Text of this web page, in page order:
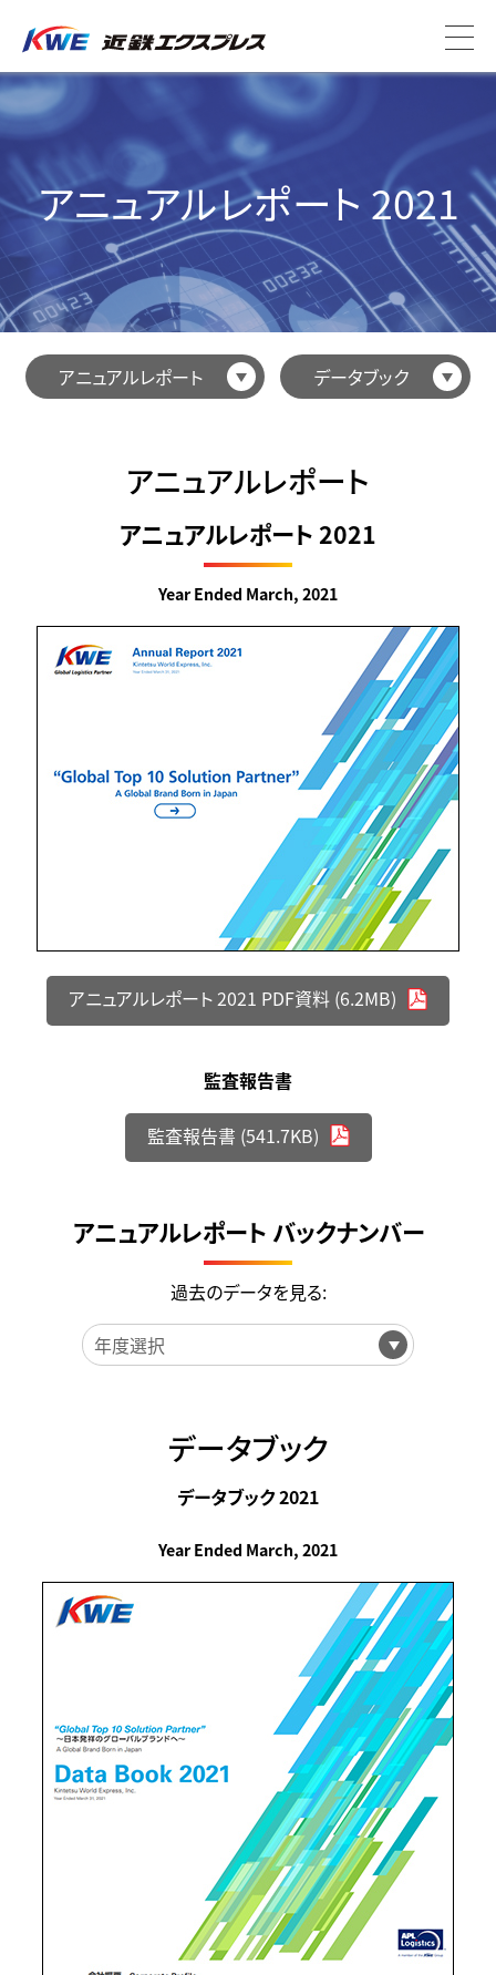
アニュアルレポート 2021
アニュアルレポート データブック
アニュアルレポート
アニュアルレポート 2021
Year Ended March, 2021
アニュアルレポート 2021 PDF資料 (6.2MB)
監査報告書
監査報告書 (541.7KB)
アニュアルレポート バックナンバー
過去のデータを見る:
データブック
データブック 2021
Year Ended March, 2021